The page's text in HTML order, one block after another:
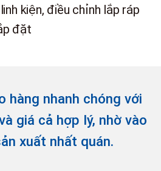
kiện, điều chỉnh lắp ráp
đặt
hàng nhanh chóng với
giá cả hợp lý, nhờ vào
xuất nhất quán.